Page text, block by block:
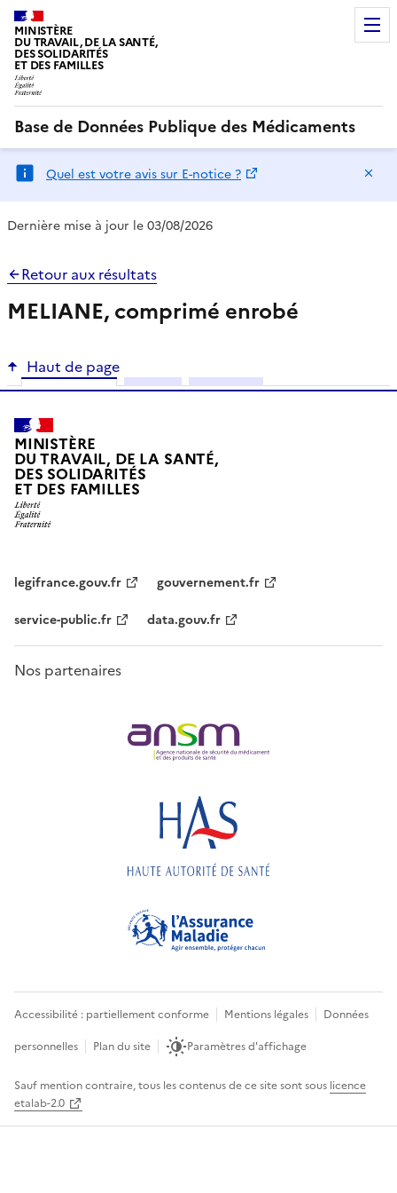
MINISTÈRE
DU TRAVAIL, DE LA SANTÉ,
DES SOLIDARITÉS
ET DES FAMILLES
Base de Données Publique des Médicaments
Quel est votre avis sur E-notice ?
Dernière mise à jour le 03/08/2026
Retour aux résultats
MELIANE, comprimé enrobé
Fiche info RCP Notice
Haut de page
MINISTÈRE
DU TRAVAIL, DE LA SANTÉ,
DES SOLIDARITÉS
ET DES FAMILLES
legifrance.gouv.fr
gouvernement.fr
service-public.fr
data.gouv.fr
Nos partenaires
Accessibilité : partiellement conforme Mentions légales
Données
personnelles
Plan du site Paramètres d'affichage
Sauf mention contraire, tous les contenus de ce site sont sous licence
etalab-2.0